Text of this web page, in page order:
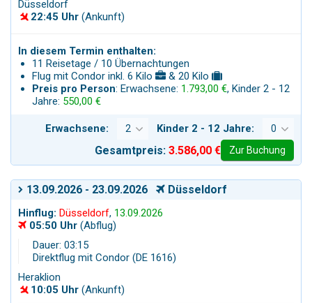
Düsseldorf
22:45 Uhr (Ankunft)
In diesem Termin enthalten:
11 Reisetage / 10 Übernachtungen
Flug mit Condor inkl. 6 Kilo
& 20 Kilo
Preis pro Person: Erwachsene: 1.793,00 €, Kinder 2 - 12
Jahre: 550,00 €
Erwachsene: Kinder 2 - 12 Jahre:
Gesamtpreis: 3.586,00 € Zur Buchung
13.09.2026 - 23.09.2026 Düsseldorf
Hinflug: Düsseldorf, 13.09.2026
05:50 Uhr (Abflug)
Dauer: 03:15
Direktflug mit Condor (DE 1616)
Heraklion
10:05 Uhr (Ankunft)